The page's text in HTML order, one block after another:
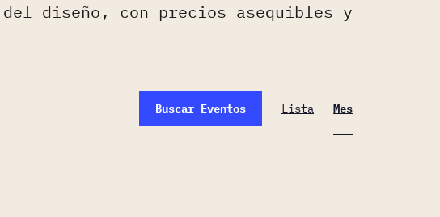
diseño, con precios asequibles y
Buscar Eventos Lista Mes